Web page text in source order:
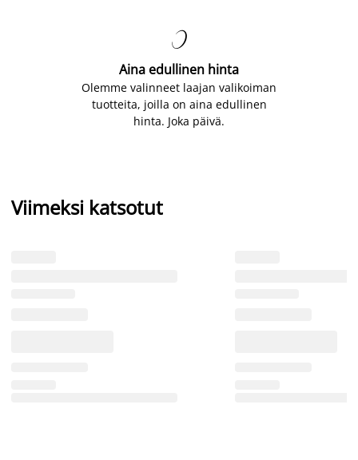

Aina edullinen hinta
Olemme valinneet laajan valikoiman
tuotteita, joilla on aina edullinen
hinta. Joka päivä.
Viimeksi katsotut